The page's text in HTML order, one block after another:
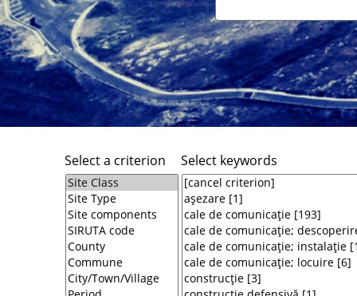
Select a criterion Select keywords